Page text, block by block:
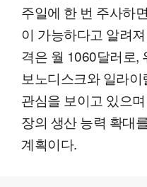
주일에 한 번 주사하
이 가능하다고 알려
격은 월 1060달러로,
보노디스크와 일라
관심을 보이고 있으
장의 생산 능력 확대
계획이다.